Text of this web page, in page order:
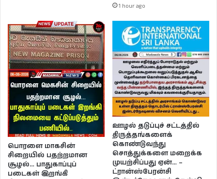
1 hour ago
பொரளை மாகசின்
சிறையில் பதற்றமான
சூழல்… பாதுகாப்புப்
படைகள் இறங்கி
ஊழல் தடுப்புச் சட்டத்தில்
திருத்தங்களைக்
கொண்டுவந்து
சொத்துக்களை மறைக்க
முயற்சிப்பது ஏன்… –
ட்ரான்ஸ்பேரன்சி